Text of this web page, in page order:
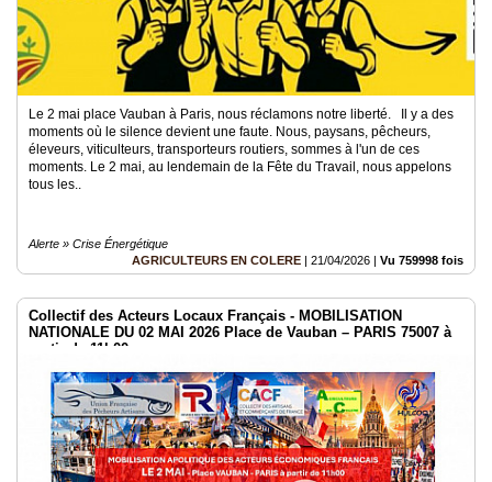
Le 2 mai place Vauban à Paris, nous réclamons notre liberté. Il y a des
moments où le silence devient une faute. Nous, paysans, pêcheurs,
éleveurs, viticulteurs, transporteurs routiers, sommes à l'un de ces
moments. Le 2 mai, au lendemain de la Fête du Travail, nous appelons
tous les..
Alerte » Crise Énergétique
AGRICULTEURS EN COLERE | 21/04/2026 | Vu 759998 fois
Collectif des Acteurs Locaux Français - MOBILISATION
NATIONALE DU 02 MAI 2026 Place de Vauban – PARIS 75007 à
partir de 11h00